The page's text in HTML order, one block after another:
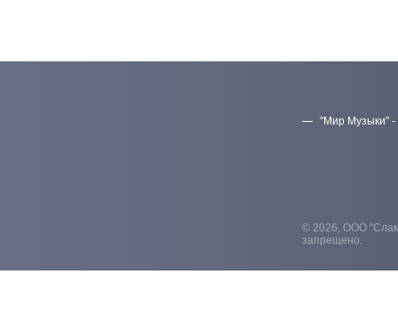
"Мир Музыки" -
© 2026, ООО
запрещено.